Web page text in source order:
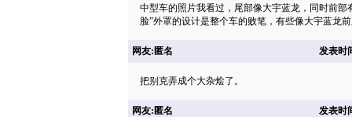
中型车的照片我看过，尾部像大宇蓝龙，同时前
脸”外罩的设计是整个车的败笔，有些像大宇蓝龙
网友:匿名 发表时
把别克弄成个大杂烩了。
网友:匿名 发表时